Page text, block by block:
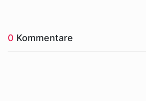
0 Kommentare